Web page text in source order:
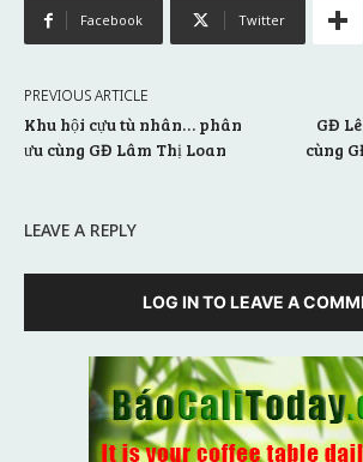
Facebook Twitter
PREVIOUS ARTICLE
Khu hội cựu tù nhân… phân
ưu cùng GĐ Lâm Thị Loan
GĐ
cùng
LEAVE A REPLY
LOG IN TO LEAVE A